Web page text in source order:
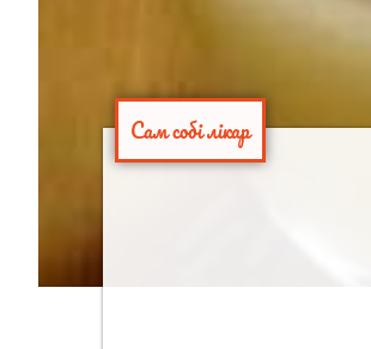
Сам собі лікар